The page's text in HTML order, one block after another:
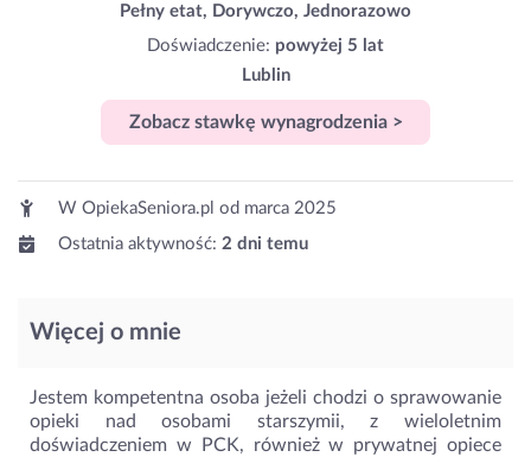
Pełny etat, Dorywczo, Jednorazowo
Doświadczenie: powyżej 5 lat
Lublin
Zobacz stawkę wynagrodzenia >
W OpiekaSeniora.pl od marca 2025
Ostatnia aktywność: 2 dni temu
Więcej o mnie
Jestem kompetentna osoba jeżeli chodzi o sprawowanie
opieki nad osobami starszymii, z wieloletnim
doświadczeniem w PCK, również w prywatnej opiece